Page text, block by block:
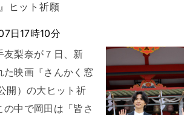
ヒット祈願
日17時10分
梨奈が７日、新
映画『さんかく窓
開）の大ヒット祈
中で岡田は「皆さ